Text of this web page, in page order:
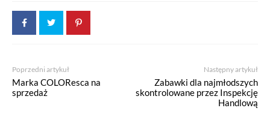
Poprzedni artykuł
Marka COLOResca na
sprzedaż
Następny artykuł
Zabawki dla najmłodszych
skontrolowane przez Inspekcję
Handlową